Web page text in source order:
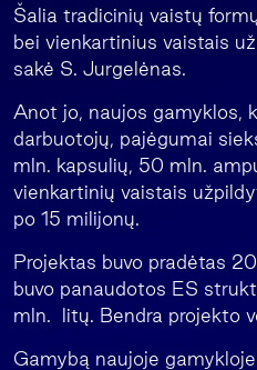
Šalia tradicinių vaistų
bei vienkartinius vaistais
sakė S. Jurgelėnas.
Anot jo, naujos gamyklos,
darbuotojų, pajėgumai
mln. kapsulių, 50 mln.
vienkartinių vaistais
po 15 milijonų.
Projektas buvo pradėtas
buvo panaudotos ES
mln. litų. Bendra projekto
Gamybą naujoje